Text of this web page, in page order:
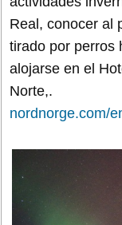
Real, conocer al
tirado por perros
alojarse en el
Norte,.
nordnorge.com/